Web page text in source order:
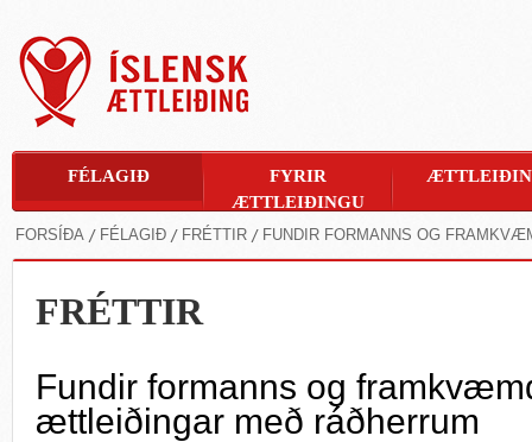
FORSÍÐA FÉLAGIÐ FRÉTTIR FUNDIR FORMANNS OG
FRÉTTIR
Fundir formanns og
ættleiðingar með ráðherrum
FÉLAGIÐ
FYRIR
ÆTTLEIÐINGU